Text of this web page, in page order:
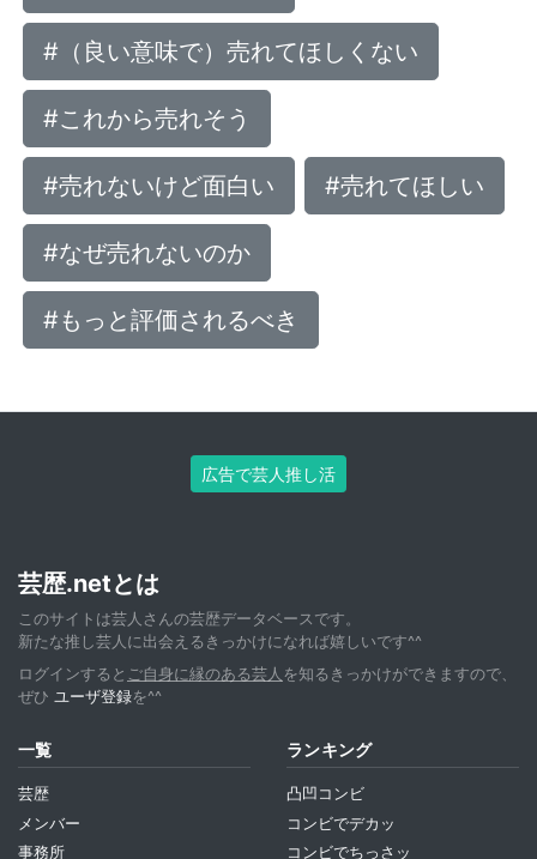
#（良い意味で）売れてほしくない
#これから売れそう
#売れないけど面白い #売れてほしい
#なぜ売れないのか
#もっと評価されるべき
広告で芸人推し活
芸歴.netとは
このサイトは芸人さんの芸歴データベースです。
新たな推し芸人に出会えるきっかけになれば嬉しいです^^
ログインすると ご自身に縁のある芸人 を知るきっかけができますので、
ぜひ ユーザ登録を^^
一覧
芸歴
メンバー
事務所
ランキング
凸凹コンビ
コンビでデカッ
コンビでちっさッ